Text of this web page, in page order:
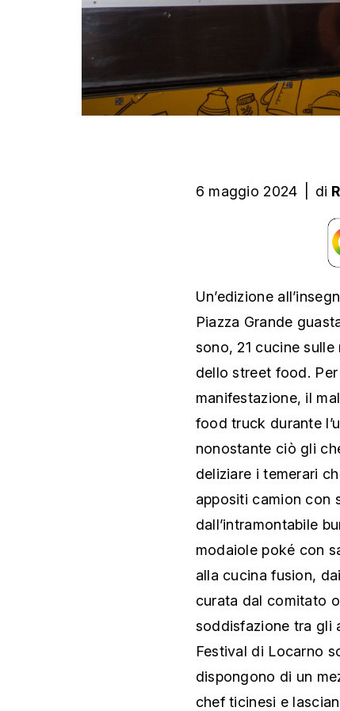
6 maggio 2024 di
Un’edizione
Piazza Grande
sono, 21 cucine
dello street food.
manifestazione, il
food truck durante
nonostante ciò gli
deliziare i temerari
appositi camion con
dall’intramontabile
modaiole poké con
alla cucina fusion,
curata dal comitato
soddisfazione tra gli
Festival di Locarno
dispongono di un
chef ticinesi e